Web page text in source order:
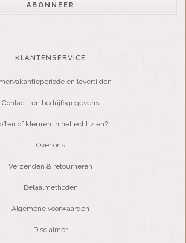
ABONNEER
KLANTENSERVICE
en levertijden
Contact- en bedrijfsgegevens
of kleuren in het echt zien?
Over ons
Verzenden & retourneren
Betaalmethoden
Algemene voorwaarden
Disclaimer